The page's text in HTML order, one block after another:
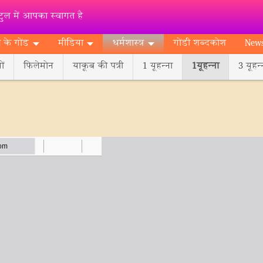
में आपका स्वागत है
के गोंड मीडिया
धर्मशास्‍त्र
फिलेमोन याकूब की पत्री 1 यूहन्‍ना 1यूहन्‍ना 3
गोंडी शब्‍दकोश